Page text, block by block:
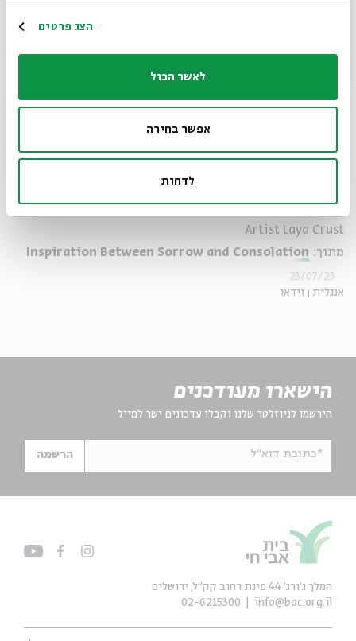
הצג פרטים
לאשר הכול
אפשר בחירה
לדחות
Artist Laya Crust
מתוך: Inspiration Between Sorrow and Consolation
אנגלית וידאו
23/07/23
הישארו מעודכנים
הירשמו לניוזלטר שלנו וקבלו עדכונים ישר למייל
*כתובת דוא"ל הרשמה
המלך ג'ורג' 44 פינת רחוב קק״ל, ירושלים
info@bac.org.il
02-6215300